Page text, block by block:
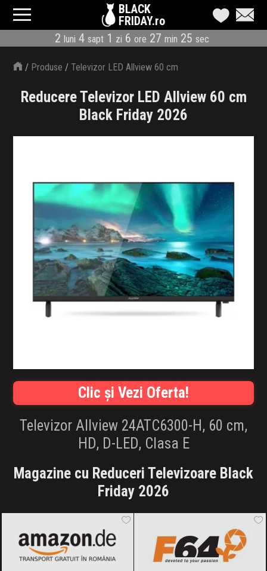
BLACK
FRIDAY.ro
2 luni 4 sapt 1 zi 6 ore 27 min 25 sec
CATEGORII
MAGAZINE
ÎNSCRIE MAGAZIN
LIVE BLOG
CODURI REDUCERE
CÂND E BLACK FRIDAY
ABONARE NEWSLETTER
INFLUENCER SQUAD
BRANDURI
ȘTIRI
FAVORITE
/ Produse /Televizor LED Allview 60 cm
Reducere Televizor LED Allview 60 cm
Black Friday 2026
Clic și Vezi Oferta!
Televizor Allview 24ATC6300-H, 60 cm,
HD, D-LED, Clasa E
Magazine cu Reduceri Televizoare Black
Friday 2026